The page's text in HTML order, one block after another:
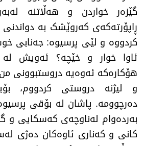
گێزەر خواردن و هەڵاتنە
ڕاپۆرتەکەی کەروێشک بە
کردووە و لێی پرسیوە: جەنابی
ئاوا خوار و خێچە؟ ئەویش لە
هۆکارەکە ئەوەیە دروستبوونی من
و لیژنە دروستی کردووم،
دەرچوومە. پاشان لە بۆقی
بەردەوام لەناوچەی کەسکایی و
کانی و کەناری ئاوەکان دەژی